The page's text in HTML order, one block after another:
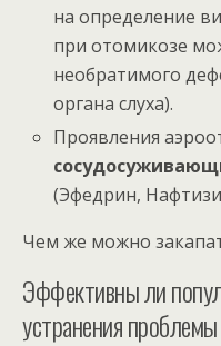
на определение
при отомикозе
необратимого
органа слуха).
Проявления
(Эфедрин,
Чем же можно
Эффективны ли
устранения проблемы